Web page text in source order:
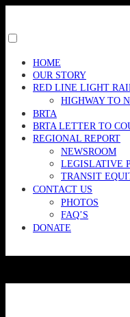
content
menu
visibility.
HOME
OUR STORY
RED LINE LIGHT
HIGHWAY TO
BRTA
BRTA LETTER TO
REGIONAL REPORT
NEWSROOM
LEGISLATIVE
TRANSIT
CONTACT US
PHOTOS
FAQ’S
DONATE